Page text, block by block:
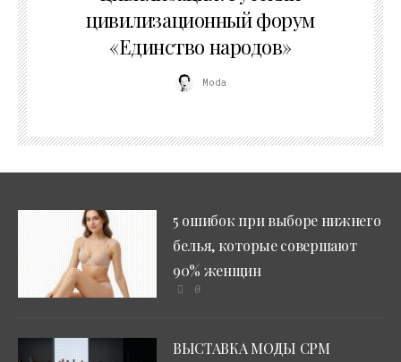
цивилизационный форум
«Единство народов»
Moda
5 ошибок при выборе нижнего
белья, которые совершают
90% женщин
0
ВЫСТАВКА МОДЫ CPM